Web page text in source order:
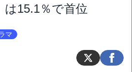
15.1％で首位
マ